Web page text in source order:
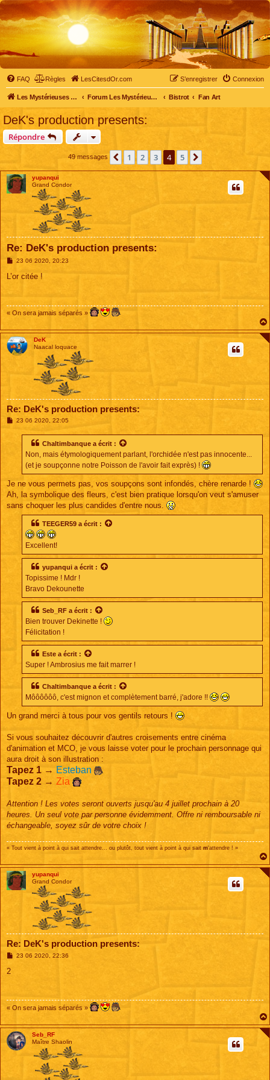
FAQ Règles LesCitesdOr.com Connexion
S’enregistrer
Les Mystérieuses Cités d'Or - LesCitesdOr.com Forum Les Mystérieuses Cités d'Or Bistrot Fan Art
DeK's production presents:
Répondre
49 messages Précédente
1 2 3 4 5
yupanqui
Grand Condor
Re: DeK's production presents:
M
s
23 06 2020, 20:23
L’or citée !
« On sera jamais séparés »
DeK
Naacal loquace
Re: DeK's production presents:
M23 06 2020, 22:05
Chaltimbanque a écrit :
Non, mais étymologiquement parlant, l'orchidée n'est pas innocente...
(et je soupçonne notre Poisson de l'avoir fait exprès) !
Je ne vous permets pas, vos soupçons sont infondés, chère renarde !
Ah, la symbolique des fleurs, c'est bien pratique lorsqu'on veut s'amuser
sans choquer les plus candides d'entre nous.
TEEGER59 a écrit :
Excellent!
yupanqui a écrit :
Topissime ! Mdr !
Bravo Dekounette
Seb_RF a écrit :
Bien trouver Dekinette !
Félicitation !
Este a écrit :
Super ! Ambrosius me fait marrer !
Chaltimbanque a écrit :
Môôôôôô, c'est mignon et complètement barré, j'adore !!
Un grand merci à tous pour vos gentils retours !
Si vous souhaitez découvrir d'autres croisements entre cinéma
d'animation et MCO, je vous laisse voter pour le prochain personnage qui
aura droit à son illustration :
Tapez 1 → Esteban
Tapez 2 → Zia
Attention ! Les votes seront ouverts jusqu'au 4 juillet prochain à 20
heures. Un seul vote par personne évidemment. Offre ni remboursable ni
échangeable, soyez sûr de votre choix !
« Tout vient à point à qui sait attendre... ou plutôt, tout vient à point à qui sait m'attendre ! »
yupanqui
Grand Condor
Re: DeK's production presents:
M23 06 2020, 22:36
2
« On sera jamais séparés »
Seb_RF
Maître Shaolin